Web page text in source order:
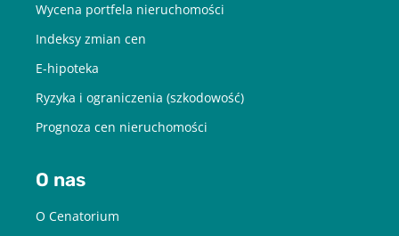
Wycena portfela nieruchomości
Indeksy zmian cen
E-hipoteka
Ryzyka i ograniczenia (szkodowość)
Prognoza cen nieruchomości
O nas
O Cenatorium